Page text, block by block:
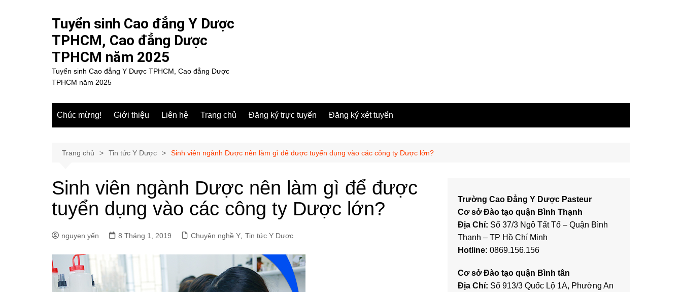
Tuyển sinh Cao đẳng Y Dược
TPHCM, Cao đẳng Dược
TPHCM năm 2025
Tuyển sinh Cao đẳng Y Dược TPHCM, Cao đẳng Dược
TPHCM năm 2025
Chúc mừng! Giới thiệu Liên hệ Trang chủ Đăng ký trực tuyến Đăng ký xét tuyển
Trang chủ Tin tức Y Dược Sinh viên ngành Dược nên làm gì để được tuyển dụng vào các công ty Dược lớn?
Sinh viên ngành Dược nên làm gì để được
tuyển dụng vào các công ty Dược lớn?
nguyen yến 8 Tháng 1, 2019 Chuyện nghề Y Tin tức Y Dược
Trường Cao Đẳng Y Dược Pasteur
Cơ sở Đào tạo quận Bình Thạnh
Địa Chỉ: Số 37/3 Ngô Tất Tố – Quận Bình
Thạnh – TP Hồ Chí Minh
Hotline: 0869.156.156
Cơ sở Đào tạo quận Bình tân
Địa Chỉ: Số 913/3 Quốc Lộ 1A, Phường An